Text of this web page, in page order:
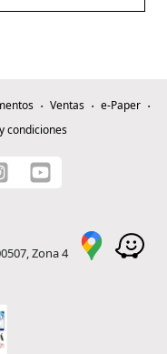
Ventas
e-Paper
condiciones
Zona 4